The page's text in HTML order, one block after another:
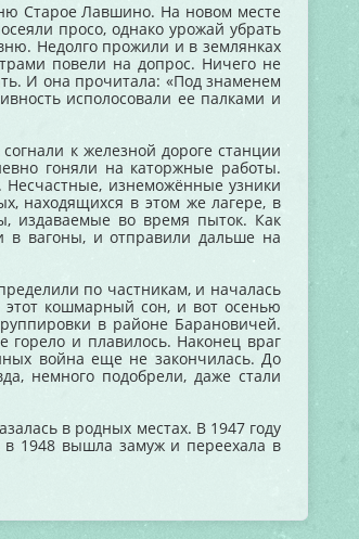
Старое Лавшино. На новом месте
просо, однако урожай убрать
Недолго прожили и в землянках
повели на допрос. Ничего не
И она прочитала: «Под знаменем
исполосовали ее палками и
к железной дороге станции
гоняли на каторжные работы.
изнеможённые узники
находящихся в этом же лагере, в
издаваемые во время пыток. Как
в вагоны, и отправили дальше на
по частникам, и началась
этот кошмарный сон, и вот осенью
в районе Барановичей.
и плавилось. Наконец враг
война еще не закончилась. До
немного подобрели, даже стали
в родных местах. В 1947 году
в 1948 вышла замуж и переехала в